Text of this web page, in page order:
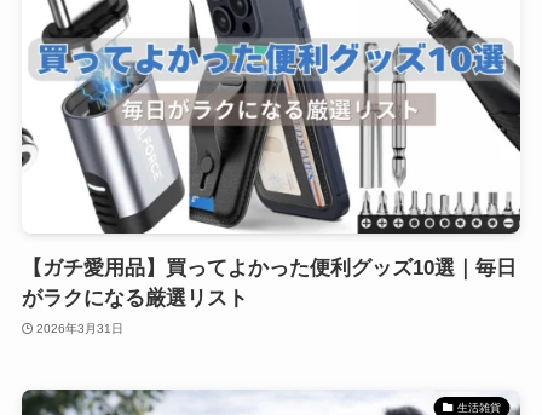
【ガチ愛用品】買ってよかった便利グッズ10選｜毎日
がラクになる厳選リスト
2026年3月31日
生活雑貨